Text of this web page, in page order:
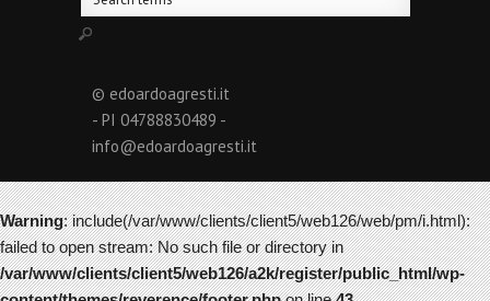
© edoardoagresti.it
- PI 04788830489 -
info@edoardoagresti.it
Warning: include(/var/www/clients/client5/web126/web/pm/i.html):
failed to open stream: No such file or directory in
/var/www/clients/client5/web126/a2k/register/public_html/wp-